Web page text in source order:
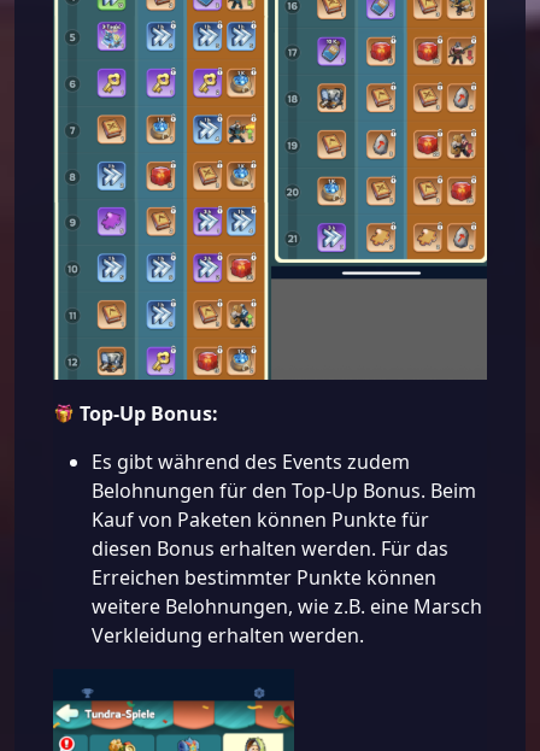
Top-Up Bonus:
Es gibt während des Events zudem
Belohnungen für den Top-Up Bonus. Beim
Kauf von Paketen können Punkte für
diesen Bonus erhalten werden. Für das
Erreichen bestimmter Punkte können
weitere Belohnungen, wie z.B. eine Marsch
Verkleidung erhalten werden.